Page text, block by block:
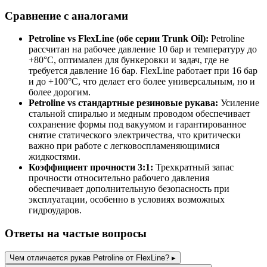
Сравнение с аналогами
Petroline vs FlexLine (обе серии Trunk Oil): Petroline
рассчитан на рабочее давление 10 бар и температуру до
+80°C, оптимален для бункеровки и задач, где не
требуется давление 16 бар. FlexLine работает при 16 бар
и до +100°C, что делает его более универсальным, но и
более дорогим.
Petroline vs стандартные резиновые рукава: Усиление
стальной спиралью и медным проводом обеспечивает
сохранение формы под вакуумом и гарантированное
снятие статического электричества, что критически
важно при работе с легковоспламеняющимися
жидкостями.
Коэффициент прочности 3:1: Трехкратный запас
прочности относительно рабочего давления
обеспечивает дополнительную безопасность при
эксплуатации, особенно в условиях возможных
гидроударов.
Ответы на частые вопросы
Чем отличается рукав Petroline от FlexLine? ▸